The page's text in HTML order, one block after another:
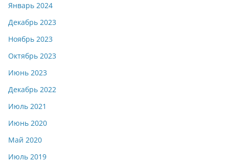
Январь 2024
Декабрь 2023
Ноябрь 2023
Октябрь 2023
Июнь 2023
Декабрь 2022
Июль 2021
Июнь 2020
Май 2020
Июль 2019